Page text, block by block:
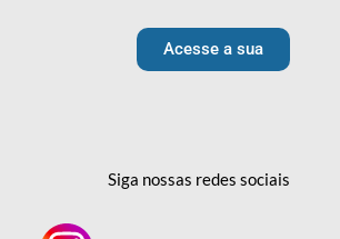
Acesse a sua
Siga nossas redessociais